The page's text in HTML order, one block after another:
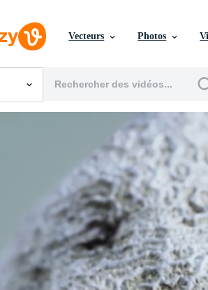
Vecteurs Photos